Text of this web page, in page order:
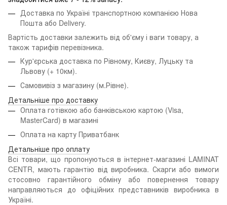
Доставка по Україні транспортною компанією Нова
Пошта або Delivery.
Вартість доставки залежить від об'єму і ваги товару, а
також тарифів перевізника.
Кур'єрська доставка по Рівному, Києву, Луцьку та
Львову (+ 10км).
Самовивіз з магазину (м.Рівне).
Детальніше про доставку
Оплата готівкою або банківською картою (Visa,
MasterCard) в магазині
Оплата на карту Приватбанк
Детальніше про оплату
Всі товари, що пропонуються в інтернет-магазині LAMINAT
CENTR, мають гарантію від виробника. Скарги або вимоги
стосовно гарантійного обміну або повернення товару
направляються до офіційних представників виробника в
Україні.